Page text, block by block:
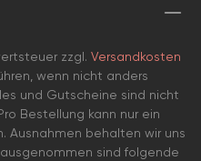
zzgl. Versandkosten
wenn nicht anders
und Gutscheine sind nicht
Bestellung kann nur ein
behalten wir uns
sind folgende